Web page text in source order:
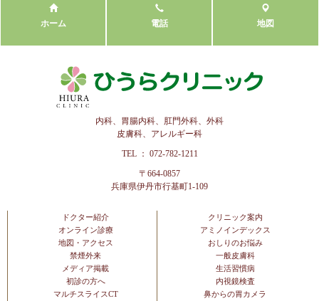
ホーム 電話 地図
内科、胃腸内科、肛門外科、外科
皮膚科、アレルギー科
TEL ： 072-782-1211
〒664-0857
兵庫県伊丹市行基町1-109
ドクター紹介
クリニック案内
オンライン診療
アミノインデックス
地図・アクセス
おしりのお悩み
禁煙外来
一般皮膚科
メディア掲載
生活習慣病
初診の方へ
内視鏡検査
マルチスライスCT
鼻からの胃カメラ